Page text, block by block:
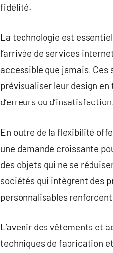
fidélité.
La technologie est
l’arrivée de services
accessible que jamais.
prévisualiser leur design
d’erreurs ou d’insatisfaction.
En outre de la flexibilité
une demande croissante
des objets qui ne se
sociétés qui intègrent des
personnalisables
L’avenir des vêtements et
techniques de fabrication